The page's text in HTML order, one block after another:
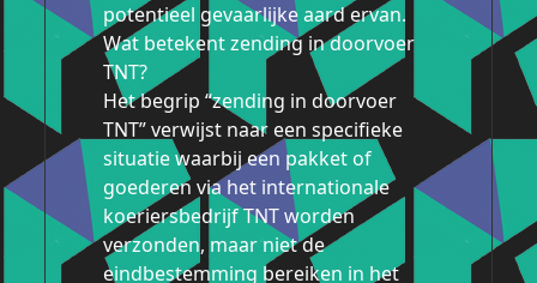
potentieel gevaarlijke aard ervan.
Wat betekent zending in doorvoer
TNT?
Het begrip “zending in doorvoer
TNT” verwijst naar een specifieke
situatie waarbij een pakket of
goederen via het internationale
koeriersbedrijf TNT worden
verzonden, maar niet de
eindbestemming bereiken in het